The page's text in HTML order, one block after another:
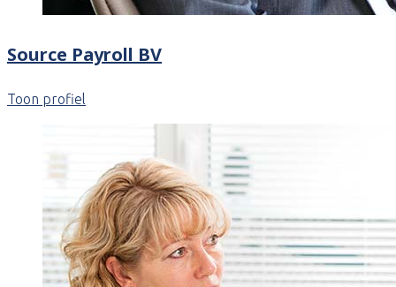
Source Payroll BV
Toon profiel